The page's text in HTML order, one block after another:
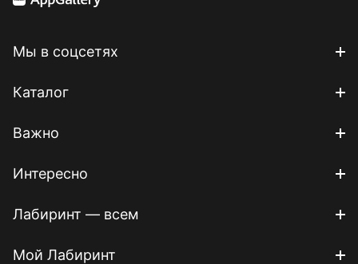
Мы в соцсетях
Каталог
Важно
Интересно
Лабиринт — всем
Мой Лабиринт